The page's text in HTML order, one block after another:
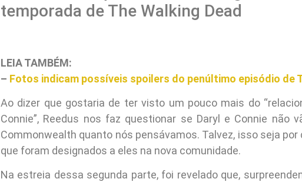
temporada de The Walking Dead
LEIA TAMBÉM:
– Fotos indicam possíveis spoilers do penúltimo episódio de
Ao dizer que gostaria de ter visto um pouco mais do
Connie”, Reedus nos faz questionar se Daryl e Connie não
Commonwealth quanto nós pensávamos. Talvez, isso seja
que foram designados a eles na nova comunidade.
Na estreia dessa segunda parte, foi revelado que,